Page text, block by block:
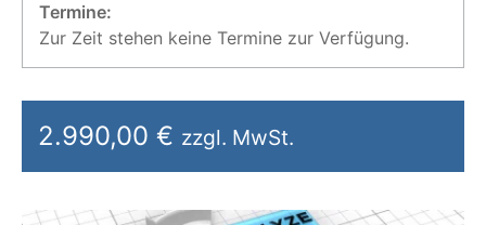
Termine:
Zur Zeit stehen keine Termine zur Verfügung.
2.990,00 € zzgl. MwSt.